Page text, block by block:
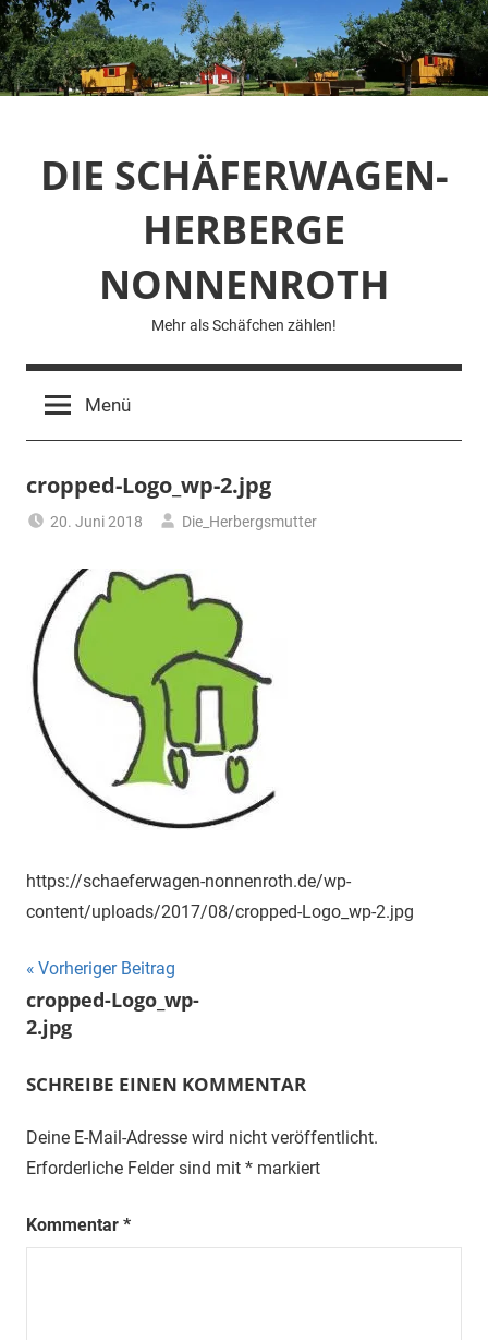
Zum
Inhalt
springen
DIE SCHÄFERWAGEN-
HERBERGE
NONNENROTH
Mehr als Schäfchen zählen!
Menü
cropped-Logo_wp-2.jpg
20. Juni 2018 Die_Herbergsmutter
https://schaeferwagen-nonnenroth.de/wp-
content/uploads/2017/08/cropped-Logo_wp-2.jpg
Beitragsnavigation
Vorheriger Beitrag
cropped-Logo_wp-
2.jpg
SCHREIBE EINEN KOMMENTAR
Deine E-Mail-Adresse wird nicht veröffentlicht.
Erforderliche Felder sind mit * markiert
Kommentar *